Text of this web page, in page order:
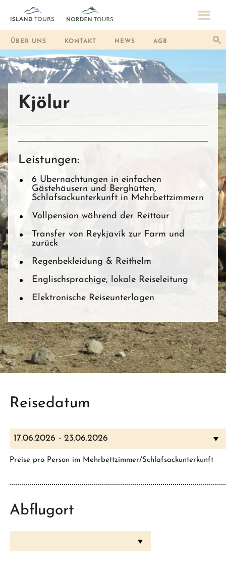
ÜBER UNS KONTAKT NEWS AGB
Kjölur
Leistungen:
6 Übernachtungen in einfachen
Gästehäusern und Berghütten,
Schlafsackunterkunft in Mehrbettzimmern
Vollpension während der Reittour
Transfer von Reykjavík zur Farm und
zurück
Regenbekleidung & Reithelm
Englischsprachige, lokale Reiseleitung
Elektronische Reiseunterlagen
Reisedatum
17.06.2026 - 23.06.2026
Preise pro Person im Mehrbettzimmer/Schlafsackunterkunft
Abflugort